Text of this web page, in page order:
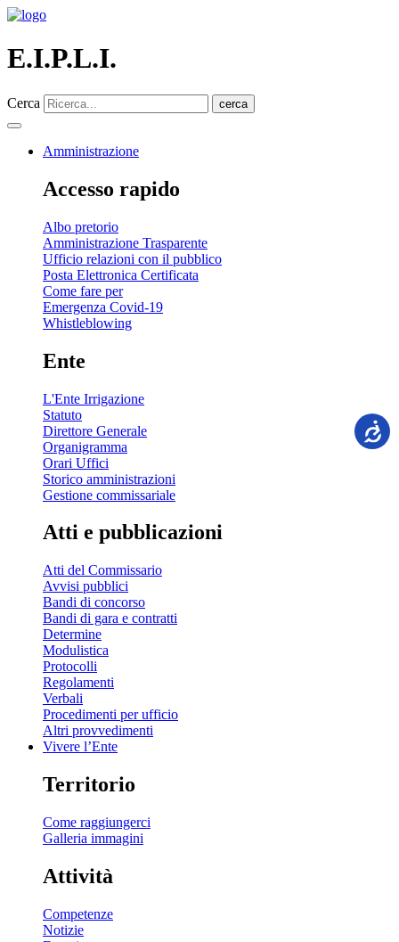
E.I.P.L.I.
Cerca cerca
Amministrazione
Accesso rapido
Albo pretorio
Amministrazione Trasparente
Ufficio relazioni con il pubblico
Posta Elettronica Certificata
Come fare per
Emergenza Covid-19
Whistleblowing
Ente
L'Ente Irrigazione
Statuto
Direttore Generale
Organigramma
Orari Uffici
Storico amministrazioni
Gestione commissariale
Atti e pubblicazioni
Atti del Commissario
Avvisi pubblici
Bandi di concorso
Bandi di gara e contratti
Determine
Modulistica
Protocolli
Regolamenti
Verbali
Procedimenti per ufficio
Altri provvedimenti
Vivere l’Ente
Territorio
Come raggiungerci
Galleria immagini
Attività
Competenze
Notizie